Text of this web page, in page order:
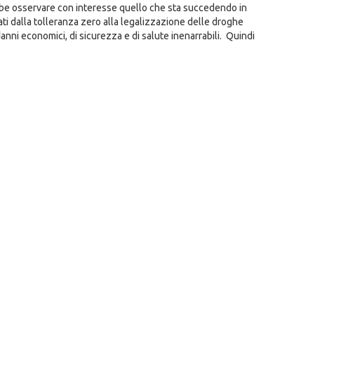
osservare con interesse quello che sta succedendo in
dalla tolleranza zero alla legalizzazione delle droghe
economici, di sicurezza e di salute inenarrabili. Quindi